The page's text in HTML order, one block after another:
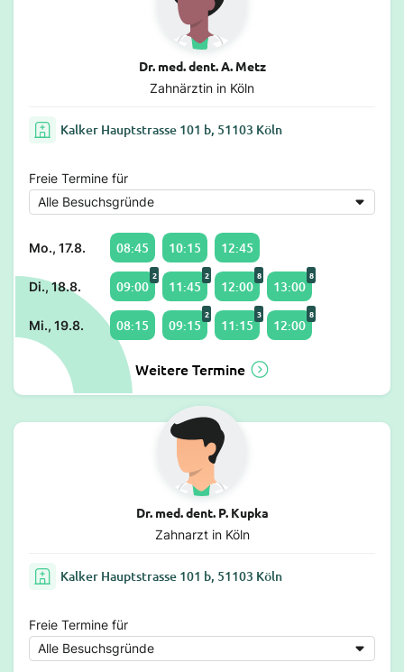
Dr. med. dent. A. Metz
Zahnärztin in Köln
Kalker Hauptstrasse 101 b, 51103 Köln
Freie Termine für
Mo., 17.8. 08:45 10:15 12:45
Di., 18.8. 09:00
2
11:45
2
12:00
8
13:00
8
Mi., 19.8. 08:15 09:15
2
11:15
3
12:00
8
Weitere Termine
Dr. med. dent. P. Kupka
Zahnarzt in Köln
Kalker Hauptstrasse 101 b, 51103 Köln
Freie Termine für